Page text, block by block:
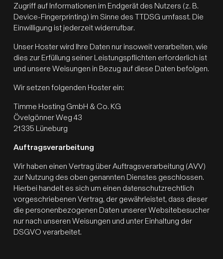
Zugriff auf Informationen im Endgerät des Nutzers (z. B.
Device-Fingerprinting) im Sinne des TTDSG umfasst. Die
Einwilligung ist jederzeit widerrufbar.
Unser Hoster wird Ihre Daten nur insoweit verarbeiten, wie
dies zur Erfüllung seiner Leistungspflichten erforderlich ist
und unsere Weisungen in Bezug auf diese Daten befolgen.
Wir setzen folgenden Hoster ein:
Timme Hosting GmbH & Co. KG
Övelgönner Weg 43
21335 Lüneburg
Auftragsverarbeitung
Wir haben einen Vertrag über Auftragsverarbeitung (AVV)
zur Nutzung des oben genannten Dienstes geschlossen.
Hierbei handelt es sich um einen datenschutzrechtlich
vorgeschriebenen Vertrag, der gewährleistet, dass dieser
die personenbezogenen Daten unserer Websitebesucher
nur nach unseren Weisungen und unter Einhaltung der
DSGVO verarbeitet.